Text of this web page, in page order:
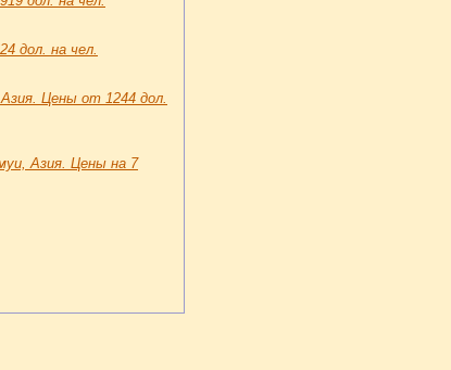
дол. на чел.
Цены от 1244 дол.
Азия. Цены на 7